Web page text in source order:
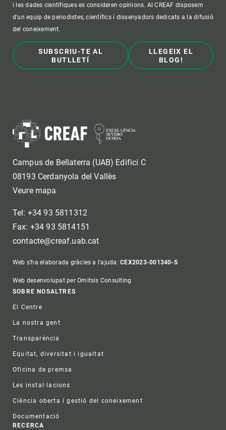
i les dades científiques es consideren opinions. Al CREAF disposem
d'un equip de periodistes, científics i dissenyadors dedicats a la difusió
del coneixement.
SUBSCRIU-TE AL
BUTLLETÍ
LLEGEIX EL
BLOG!
Campus de Bellaterra (UAB) Edifici C
08193 Cerdanyola del Vallès
Veure mapa
Tel: +34 93 5811312
Fax: +34 93 5814151
contacte@creaf.uab.cat
Web s'ha elaborada gràcies a l'ajuda:CEX2023-001340-S
Web desenvolupat per Omitsis Consulting
Footer
SOBRE NOSALTRES
El Centre
La nostra gent
Transparència
Equitat, diversitat i igualtat
Oficina de premsa
Les instal·lacions
Ciència oberta i gestió del coneixement
Documentació
RECERCA